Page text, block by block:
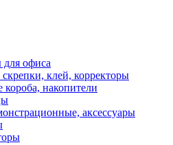
для офиса
клей, корректоры
накопители
аксессуары